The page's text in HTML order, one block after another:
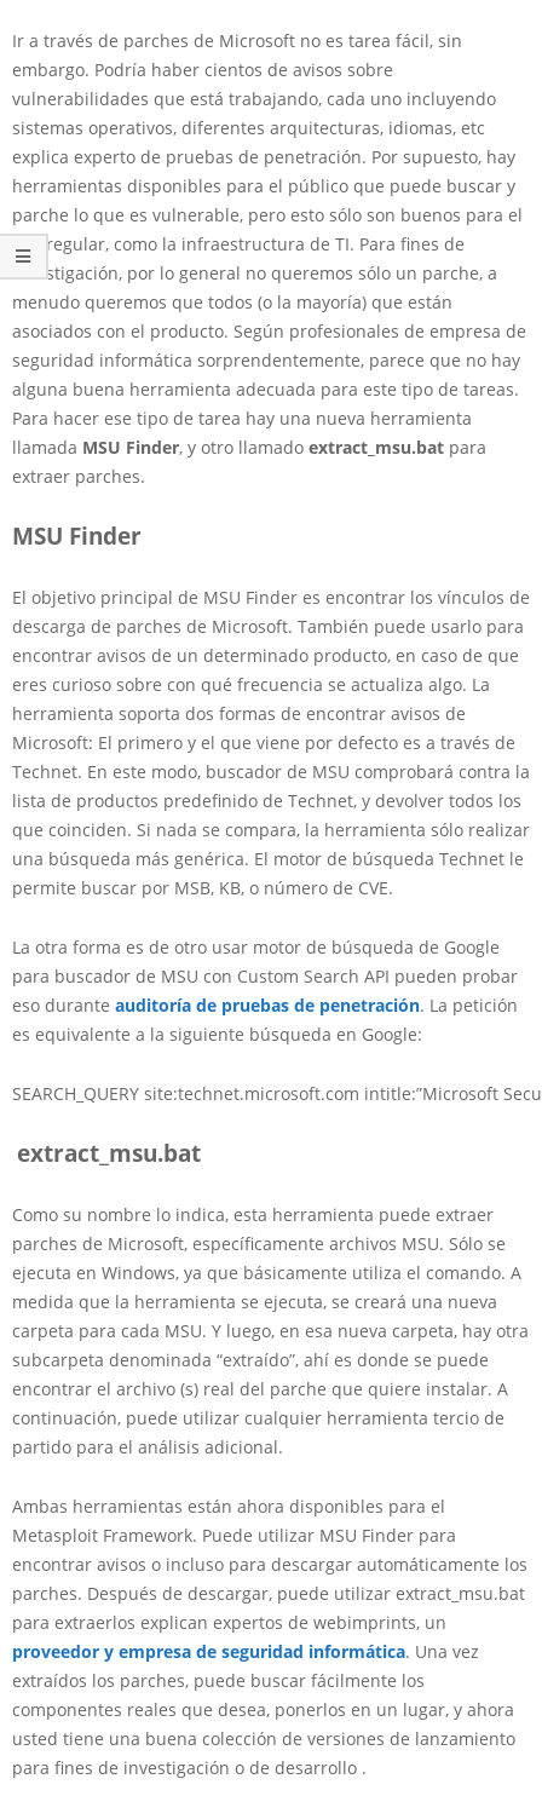
Ir a través de parches de Microsoft no es tarea fácil, sin
embargo. Podría haber cientos de avisos sobre
vulnerabilidades que está trabajando, cada uno incluyendo
sistemas operativos, diferentes arquitecturas, idiomas, etc
explica experto de pruebas de penetración. Por supuesto, hay
herramientas disponibles para el público que puede buscar y
parche lo que es vulnerable, pero esto sólo son buenos para el
uso regular, como la infraestructura de TI. Para fines de
investigación, por lo general no queremos sólo un parche, a
menudo queremos que todos (o la mayoría) que están
asociados con el producto. Según profesionales de empresa de
seguridad informática sorprendentemente, parece que no hay
alguna buena herramienta adecuada para este tipo de tareas.
Para hacer ese tipo de tarea hay una nueva herramienta
llamada MSU Finder, y otro llamado extract_msu.bat para
extraer parches.
MSU Finder
El objetivo principal de MSU Finder es encontrar los vínculos de
descarga de parches de Microsoft. También puede usarlo para
encontrar avisos de un determinado producto, en caso de que
eres curioso sobre con qué frecuencia se actualiza algo. La
herramienta soporta dos formas de encontrar avisos de
Microsoft: El primero y el que viene por defecto es a través de
Technet. En este modo, buscador de MSU comprobará contra la
lista de productos predefinido de Technet, y devolver todos los
que coinciden. Si nada se compara, la herramienta sólo realizar
una búsqueda más genérica. El motor de búsqueda Technet le
permite buscar por MSB, KB, o número de CVE.
La otra forma es de otro usar motor de búsqueda de Google
para buscador de MSU con Custom Search API pueden probar
eso durante auditoría de pruebas de penetración. La petición
es equivalente a la siguiente búsqueda en Google:
SEARCH_QUERY site:technet.microsoft.com intitle:”Microsoft
extract_msu.bat
Como su nombre lo indica, esta herramienta puede extraer
parches de Microsoft, específicamente archivos MSU. Sólo se
ejecuta en Windows, ya que básicamente utiliza el comando. A
medida que la herramienta se ejecuta, se creará una nueva
carpeta para cada MSU. Y luego, en esa nueva carpeta, hay otra
subcarpeta denominada “extraído”, ahí es donde se puede
encontrar el archivo (s) real del parche que quiere instalar. A
continuación, puede utilizar cualquier herramienta tercio de
partido para el análisis adicional.
Ambas herramientas están ahora disponibles para el
Metasploit Framework. Puede utilizar MSU Finder para
encontrar avisos o incluso para descargar automáticamente los
parches. Después de descargar, puede utilizar extract_msu.bat
para extraerlos explican expertos de webimprints, un
proveedor y empresa de seguridad informática. Una vez
extraídos los parches, puede buscar fácilmente los
componentes reales que desea, ponerlos en un lugar, y ahora
usted tiene una buena colección de versiones de lanzamiento
para fines de investigación o de desarrollo .